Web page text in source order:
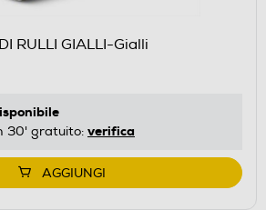
RULLI GIALLI-Gialli
30' gratuito: verifica
AGGIUNGI